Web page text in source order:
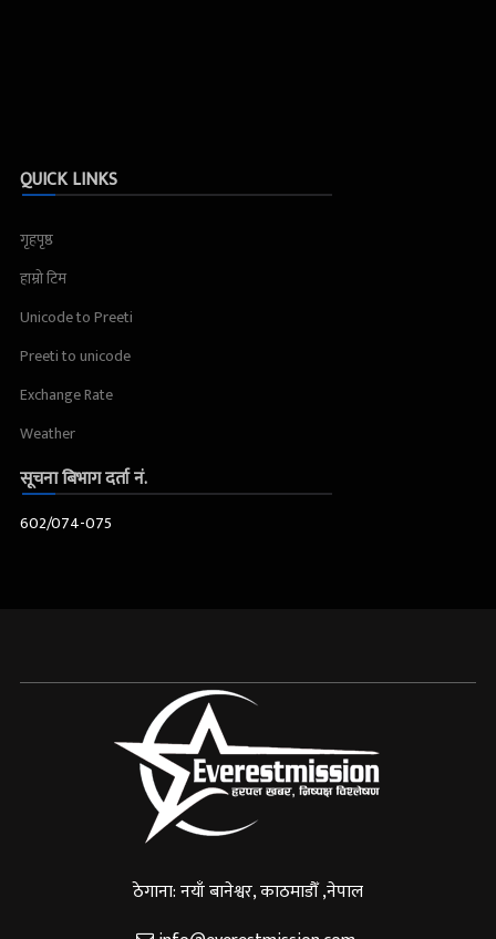
QUICK LINKS
गृहपृष्ठ
हाम्रो टिम
Unicode to Preeti
Preeti to unicode
Exchange Rate
Weather
सूचना बिभाग दर्ता नं.
602/074-075
ठेगाना: नयाँ बानेश्वर, काठमाडौँ ,नेपाल